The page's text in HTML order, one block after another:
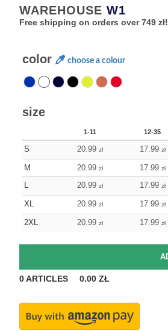
WAREHOUSE W1
Free shipping on orders over 749 zł!
color choose a colour
size
1-11 12-35
S 20.99 zł 17.99 zł
M 20.99 zł 17.99 zł
L
20.99 zł 17.99 zł
XL 20.99 zł 17.99 zł
2XL 20.99 zł 17.99 zł
0ARTICLES 0.00 ZŁ